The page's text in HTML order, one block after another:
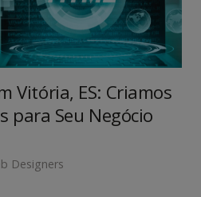
Vitória, ES: Criamos
para Seu Negócio
Designers